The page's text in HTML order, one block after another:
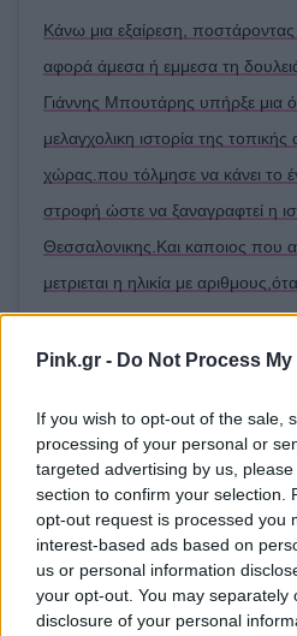
Pink.gr - Do Not Process
If you wish to opt-out of the sale,
processing of your personal or
targeted advertising by us,
section to confirm your selection.
opt-out request is processed you
interest-based ads based on
us or personal information
your opt-out. You may separately
disclosure of your personal
Κάνω μια εξαίρεση,
αφορά άμεσα ή εμμεσα τη
Γιάννης Μπουτάρης υπήρξε μια
μελαγχολικη ιστορία της
χώρας.που τόλμησε να κάνει το
στροφή ώστε να ξαναγραφτεί η
Θεσσαλονικης.Και καποιος που
μετριεται η ηλικία με
για τη ζωή και την ουσία της.
Η δημοσίευση κοινοποιήθηκε
[ΠΗΓΗ]